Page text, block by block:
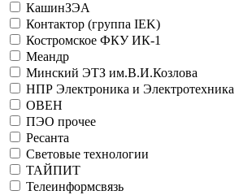
КашинЗЭА
Контактор (группа IEK)
Костромское ФКУ ИК-1
Меандр
Минский ЭТЗ им.В.И.Козлова
НПР Электроника и Электротехника
ОВЕН
ПЭО прочее
Ресанта
Световые технологии
ТАЙПИТ
Телеинформсвязь